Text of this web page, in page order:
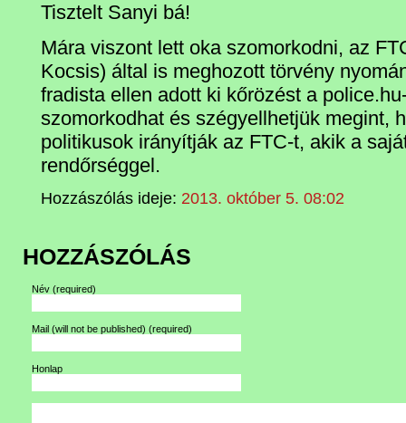
Tisztelt Sanyi bá!
Mára viszont lett oka szomorkodni, az
Kocsis) által is meghozott törvény
fradista ellen adott ki kőrözést a
szomorkodhat és szégyellhetjük megint,
politikusok irányítják az FTC-t, akik a
rendőrséggel.
Hozzászólás ideje: 2013. október 5. 08:02
HOZZÁSZÓLÁS
Név (required)
Mail (will not be published) (required)
Honlap